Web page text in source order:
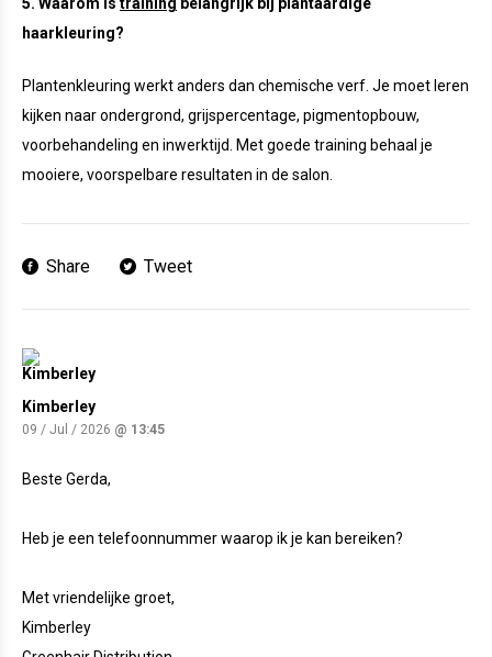
5. Waarom is training belangrijk bij plantaardige
haarkleuring?
Plantenkleuring werkt anders dan chemische verf. Je moet leren
kijken naar ondergrond, grijspercentage, pigmentopbouw,
voorbehandeling en inwerktijd. Met goede training behaal je
mooiere, voorspelbare resultaten in de salon.
Share Tweet
Kimberley
09 / Jul / 2026 @ 13:45
Beste Gerda,
Heb je een telefoonnummer waarop ik je kan bereiken?
Met vriendelijke groet,
Kimberley